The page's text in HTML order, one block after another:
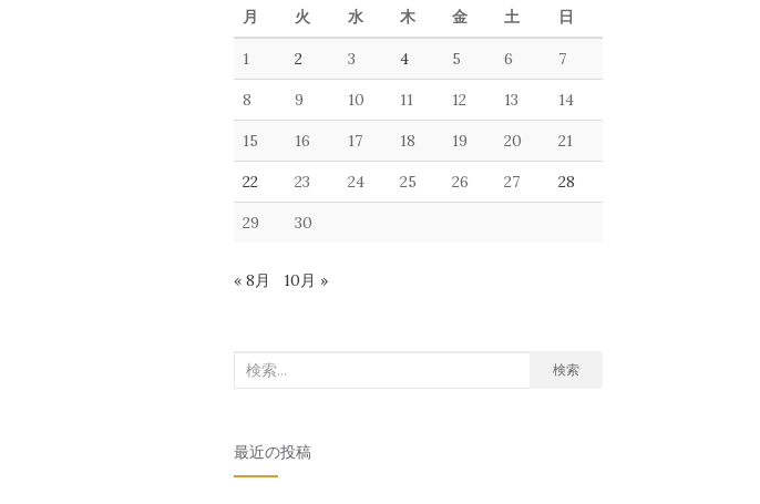
月 火 水 木 金 土 日
1 2 3 4 5 6 7
8 9 10 11 12 13 14
15 16 17 18 19 20 21
22 23 24 25 26 27 28
29 30
« 8月 10月 »
検
象:
検索
最近の投稿